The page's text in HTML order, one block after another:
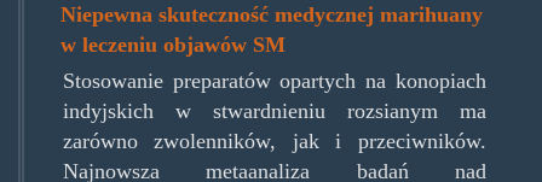
Niepewna skuteczność medycznej marihuany
w leczeniu objawów SM
Stosowanie preparatów opartych na konopiach
indyjskich w stwardnieniu rozsianym ma
zarówno zwolenników, jak i przeciwników.
Najnowsza metaanaliza badań nad